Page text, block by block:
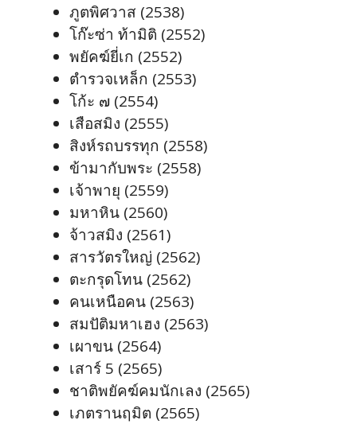
ภูตพิศวาส (2538)
โก๊ะซ่า ท้ามิติ (2552)
พยัคฆ์ยี่เก (2552)
ตำรวจเหล็ก (2553)
โก้ะ ๗ (2554)
เสือสมิง (2555)
สิงห์รถบรรทุก (2558)
ข้ามากับพระ (2558)
เจ้าพายุ (2559)
มหาหิน (2560)
จ้าวสมิง (2561)
สารวัตรใหญ่ (2562)
ตะกรุดโทน (2562)
คนเหนือคน (2563)
สมปัติมหาเฮง (2563)
เผาขน (2564)
เสาร์ 5 (2565)
ชาติพยัคฆ์คมนักเลง (2565)
เภตรานฤมิต (2565)